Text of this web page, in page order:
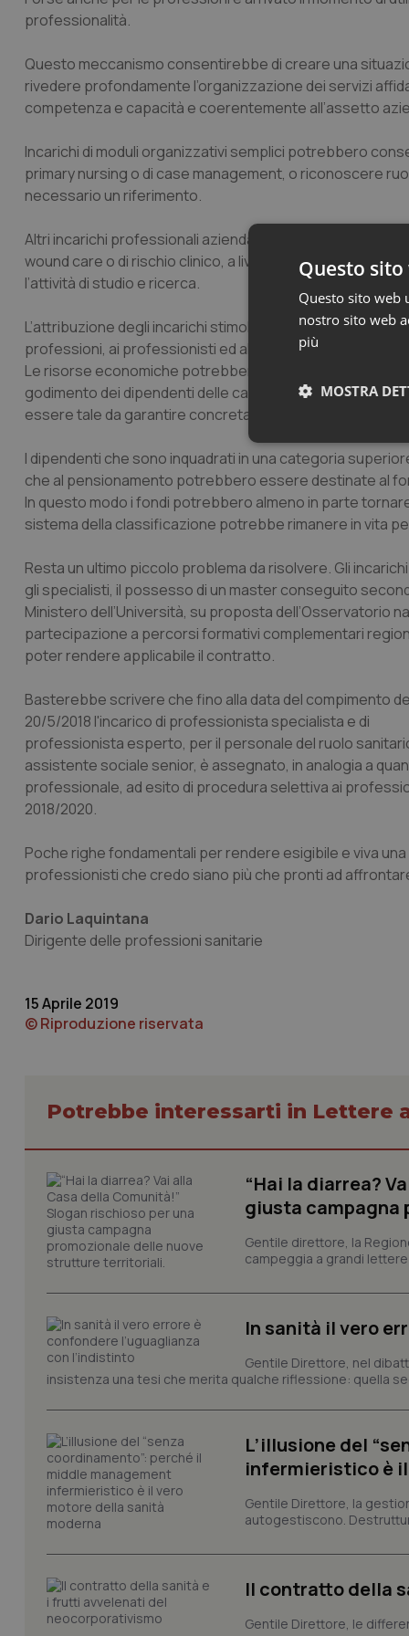
professionalità.
Questo meccanismo consentirebbe di creare una
rivedere profondamente l’organizzazione dei servizi
competenza e capacità e coerentemente all’assetto
Incarichi di moduli organizzativi semplici potrebbero
primary nursing o di case management, o riconoscere
necessario un riferimento.
Altri incarichi professionali aziendali e di reparto
wound care o di rischio clinico, a livello di reparto e in
l’attività di studio e ricerca.
L’attribuzione degli incarichi stimolerebbe una reale
professioni, ai professionisti ed alle aziende.
Le risorse economiche potrebbero essere reperite
godimento dei dipendenti delle categorie D e DS che
essere tale da garantire concretamente l’avvio del
I dipendenti che sono inquadrati in una categoria
che al pensionamento potrebbero essere destinate al
In questo modo i fondi potrebbero almeno in parte
sistema della classificazione potrebbe rimanere in vita
Resta un ultimo piccolo problema da risolvere. Gli
gli specialisti, il possesso di un master conseguito
Ministero dell’Università, su proposta dell’Osservatorio
partecipazione a percorsi formativi complementari
poter rendere applicabile il contratto.
Basterebbe scrivere che fino alla data del compimento
20/5/2018 l'incarico di professionista specialista e di
professionista esperto, per il personale del ruolo
assistente sociale senior, è assegnato, in analogia a
professionale, ad esito di procedura selettiva ai
2018/2020.
Poche righe fondamentali per rendere esigibile e viva
professionisti che credo siano più che pronti ad
Dario Laquintana
Dirigente delle professioni sanitarie
15 Aprile 2019
© Riproduzione riservata
Potrebbe interessarti in Lettere
“Hai la diarrea?
giusta campagna
Gentile direttore, la
campeggia a grandi lettere
In sanità il vero
Gentile Direttore, nel
insistenza una tesi che merita qualche riflessione: quella
L’illusione del
infermieristico è
Gentile Direttore, la
autogestiscono.
Il contratto della
Gentile Direttore, le
Questo
Questo sito web
nostro sito web
più
MOSTRA
I cookie necessari
e l'accesso alle
tracking-sites-
tracking-enable
_ga_KM60CM4NPH
__Secure-YNID
__Secure-
ROLLOUT_TOKEN